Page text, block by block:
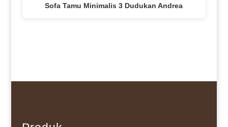
Sofa Tamu Minimalis 3 Dudukan Andrea